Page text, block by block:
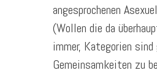
angesprochenen
(Wollen die da
immer, Kategorien
Gemeinsamkeiten zu